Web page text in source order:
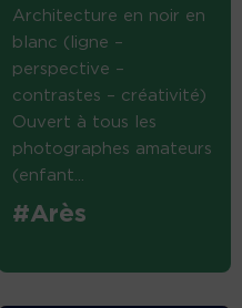
Architecture en noir en
blanc (ligne –
perspective –
contrastes – créativité)
Ouvert à tous les
photographes amateurs
(enfant...
#Arès